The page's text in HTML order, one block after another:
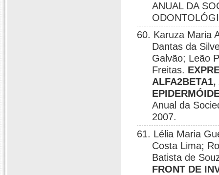
ANUAL DA
60. Karuza Maria
Dantas da
Galvão; Leão
Freitas.
Anual da
2007.
61. Lélia Maria
Costa Lima;
Batista de
FRONT DE